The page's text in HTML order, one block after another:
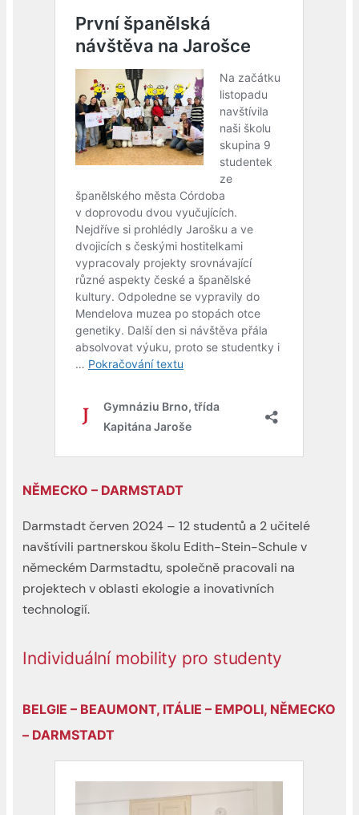
NĚMECKO – DARMSTADT
Darmstadt červen 2024 – 12 studentů a 2 učitelé
navštívili partnerskou školu Edith-Stein-Schule v
německém Darmstadtu, společně pracovali na
projektech v oblasti ekologie a inovativních
technologií.
Individuální mobility pro studenty
BELGIE – BEAUMONT, ITÁLIE – EMPOLI, NĚMECKO
– DARMSTADT